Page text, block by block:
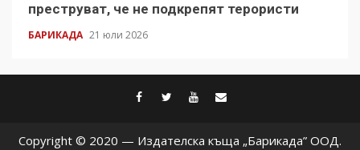
преструват, че не подкрепят терористи
БАРИКАДА 21 юли 2026
facebook
twitter
youtube
Copyright © 2020 — Издателска къща „Барикада” ООД.